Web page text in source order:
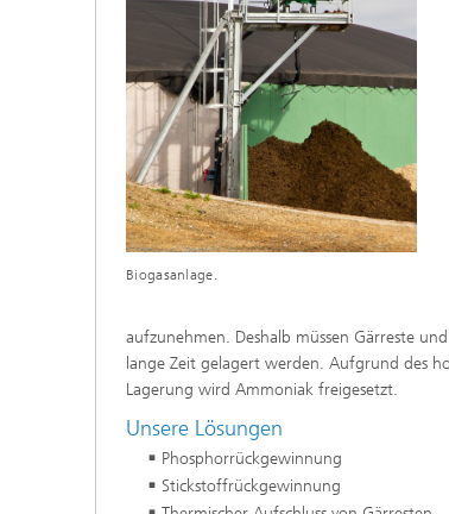
Biogasanlage.
aufzunehmen. Deshalb müssen Gärreste
lange Zeit gelagert werden. Aufgrund des
Lagerung wird Ammoniak freigesetzt.
Unsere Lösungen
Phosphorrückgewinnung
Stickstoffrückgewinnung